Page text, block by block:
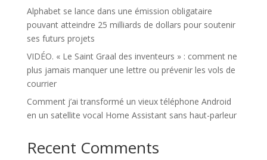
Alphabet se lance dans une émission obligataire
pouvant atteindre 25 milliards de dollars pour soutenir
ses futurs projets
VIDÉO. « Le Saint Graal des inventeurs » : comment ne
plus jamais manquer une lettre ou prévenir les vols de
courrier
Comment j’ai transformé un vieux téléphone Android
en un satellite vocal Home Assistant sans haut-parleur
Recent Comments